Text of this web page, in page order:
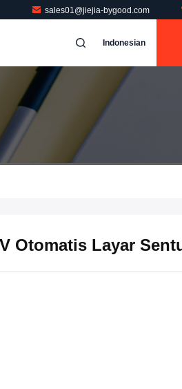
sales01@jiejia-bygood.com
Indonesian
Otomatis Layar